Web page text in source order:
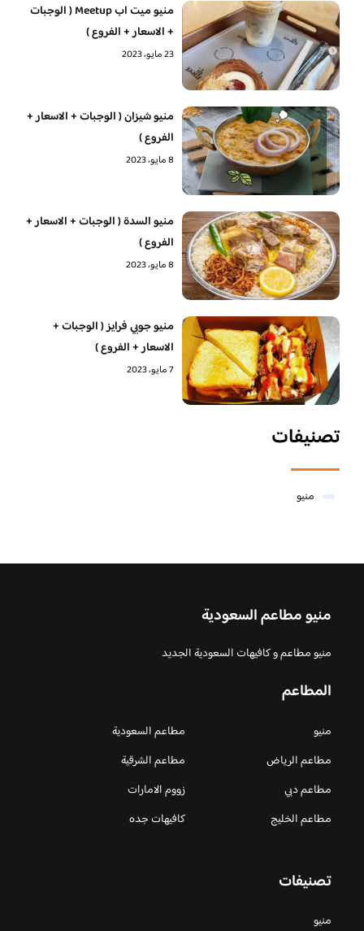
منيو ميت اب Meetup ( الوجبات
+ الاسعار + الفروع )
23 مايو، 2023
منيو شيزان ( الوجبات + الاسعار +
الفروع )
8 مايو، 2023
منيو السدة ( الوجبات + الاسعار +
الفروع )
8 مايو، 2023
منيو جوبي فرايز ( الوجبات +
الاسعار + الفروع )
7 مايو، 2023
تصنيفات
منيو
منيو مطاعم السعودية
منيو مطاعم و كافيهات السعودية الجديد
المطاعم
منيو
مطاعم السعودية
مطاعم الرياض
مطاعم الشرقية
مطاعم دبي
زووم الامارات
مطاعم الخليج
كافيهات جده
تصنيفات
منيو